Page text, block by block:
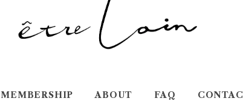
MEMBERSHIP ABOUT FAQ